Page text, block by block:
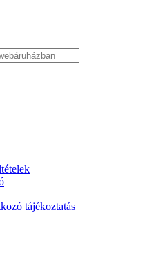
tájékoztatás